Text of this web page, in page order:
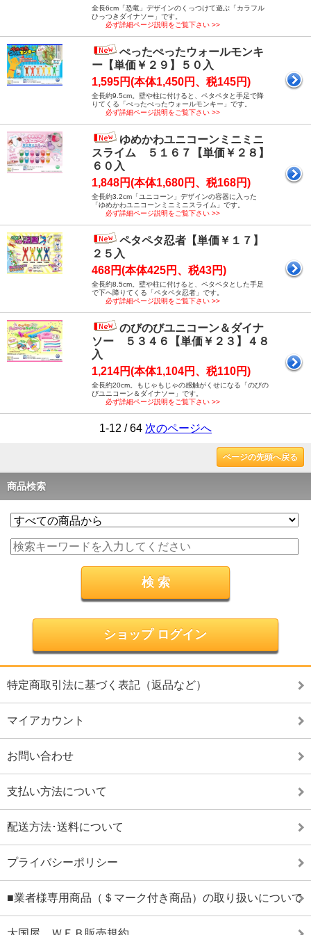
全長6cm「恐竜」デザインのくっつけて遊ぶ「カラフル
ひっつきダイナソー」です。
必ず詳細ページ説明をご覧下さい >>
ぺったぺったウォールモンキ
ー【単価￥２９】５０入
1,595円(本体1,450円、税145円)
全長約9.5cm。壁や柱に付けると、ペタペタと手足で降
りてくる「ぺったぺったウォールモンキー」です。
必ず詳細ページ説明をご覧下さい >>
ゆめかわユニコーンミニミニ
スライム ５１６７【単価￥２８】
６０入
1,848円(本体1,680円、税168円)
全長約3.2cm「ユニコーン」デザインの容器に入った
「ゆめかわユニコーンミニミニスライム」です。
必ず詳細ページ説明をご覧下さい >>
ペタペタ忍者【単価￥１７】
２５入
468円(本体425円、税43円)
全長約8.5cm。壁や柱に付けると、ペタペタとした手足
で下へ降りてくる「ペタペタ忍者」です。
必ず詳細ページ説明をご覧下さい >>
のびのびユニコーン＆ダイナ
ソー ５３４６【単価￥２３】４８
入
1,214円(本体1,104円、税110円)
全長約20cm。もじゃもじゃの感触がくせになる「のびの
びユニコーン＆ダイナソー」です。
必ず詳細ページ説明をご覧下さい >>
1-12 / 64 次のページへ
ページの先頭へ戻る
商品検索
ショップ ログイン
特定商取引法に基づく表記（返品など）
マイアカウント
お問い合わせ
支払い方法について
配送方法･送料について
プライバシーポリシー
■業者様専用商品（＄マーク付き商品）の取り扱いについて